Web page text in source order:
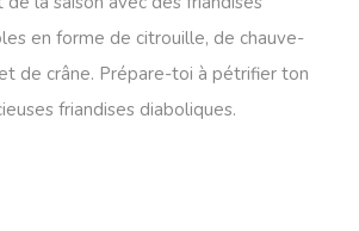
en forme de citrouille, de chauve-
de crâne. Prépare-toi à pétrifier ton
friandises diaboliques.